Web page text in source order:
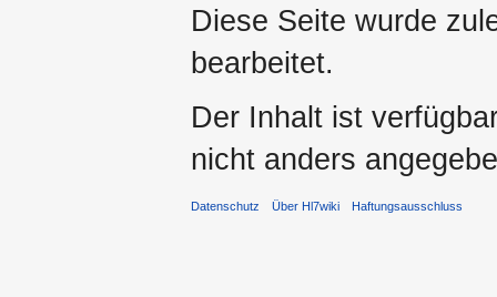
Diese Seite wurde
bearbeitet.
Der Inhalt ist
nicht anders
Datenschutz Über Hl7wiki Haftungsausschluss